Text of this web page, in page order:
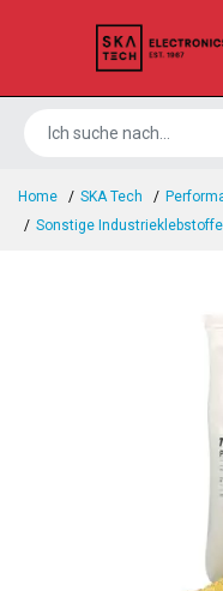
Home SKA Tech
Sonstige Industrieklebstoffe